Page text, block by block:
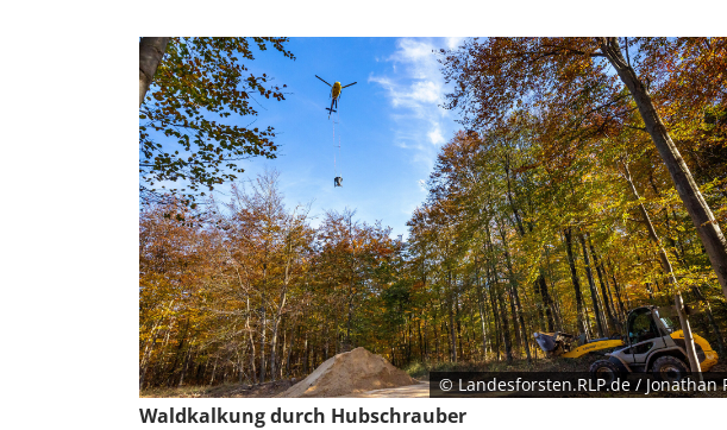
© Landesforsten.RLP.de / Jonathan
Waldkalkung durch Hubschrauber